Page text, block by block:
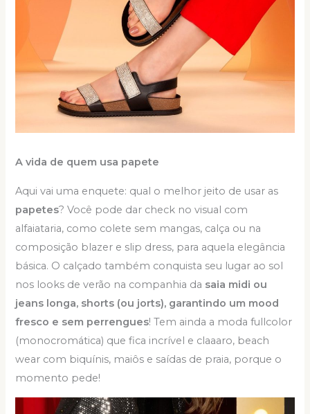
A vida de quem usa papete
Aqui vai uma enquete: qual o melhor jeito de usar as
papetes? Você pode dar check no visual com
alfaiataria, como colete sem mangas, calça ou na
composição blazer e slip dress, para aquela elegância
básica. O calçado também conquista seu lugar ao sol
nos looks de verão na companhia da saia midi ou
jeans longa, shorts (ou jorts), garantindo um mood
fresco e sem perrengues! Tem ainda a moda fullcolor
(monocromática) que fica incrível e claaaro, beach
wear com biquínis, maiôs e saídas de praia, porque o
momento pede!